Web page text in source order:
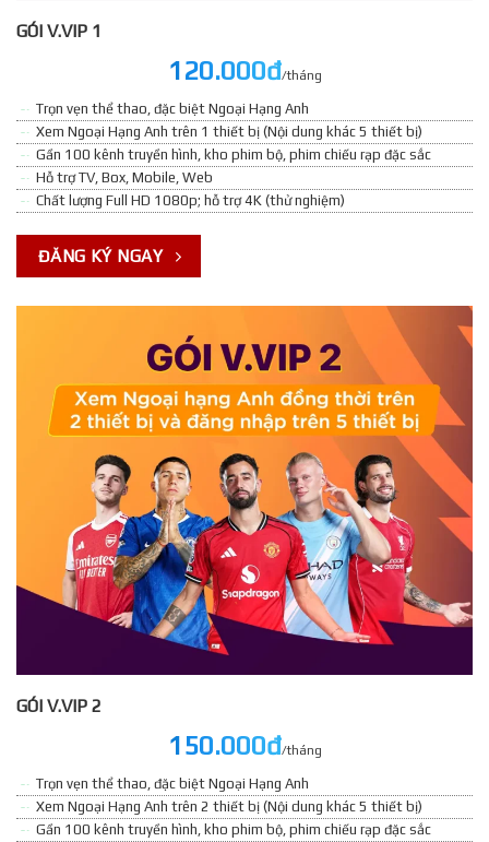
GÓI V.VIP 1
120.000đ/tháng
Trọn vẹn thể thao, đặc biệt Ngoại Hạng Anh
Xem Ngoại Hạng Anh trên 1 thiết bị (Nội dung khác 5 thiết bị)
Gần 100 kênh truyền hình, kho phim bộ, phim chiếu rạp đặc sắc
Hỗ trợ TV, Box, Mobile, Web
Chất lượng Full HD 1080p; hỗ trợ 4K (thử nghiệm)
ĐĂNG KÝ NGAY
GÓI V.VIP 2
150.000đ/tháng
Trọn vẹn thể thao, đặc biệt Ngoại Hạng Anh
Xem Ngoại Hạng Anh trên 2 thiết bị (Nội dung khác 5 thiết bị)
Gần 100 kênh truyền hình, kho phim bộ, phim chiếu rạp đặc sắc